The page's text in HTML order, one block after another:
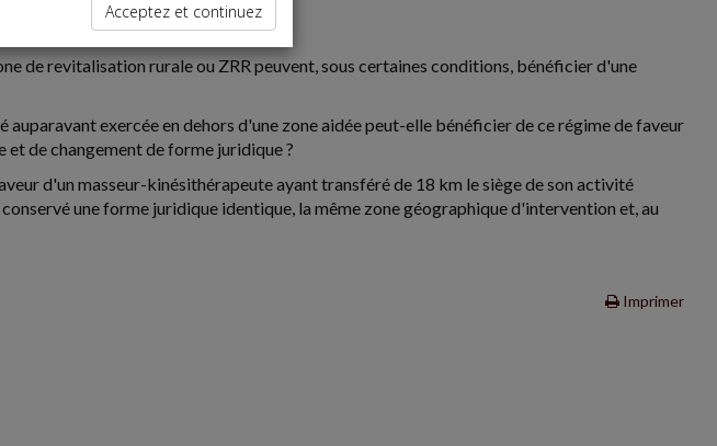
de revitalisation rurale ou ZRR peuvent, sous certaines conditions, bénéficier d'une
exercée en dehors d'une zone aidée peut-elle bénéficier de ce régime de faveur
de changement de forme juridique ?
d'un masseur-kinésithérapeute ayant transféré de 18 km le siège de son activité
une forme juridique identique, la même zone géographique d'intervention et, au
Imprimer
Acceptez et continuez